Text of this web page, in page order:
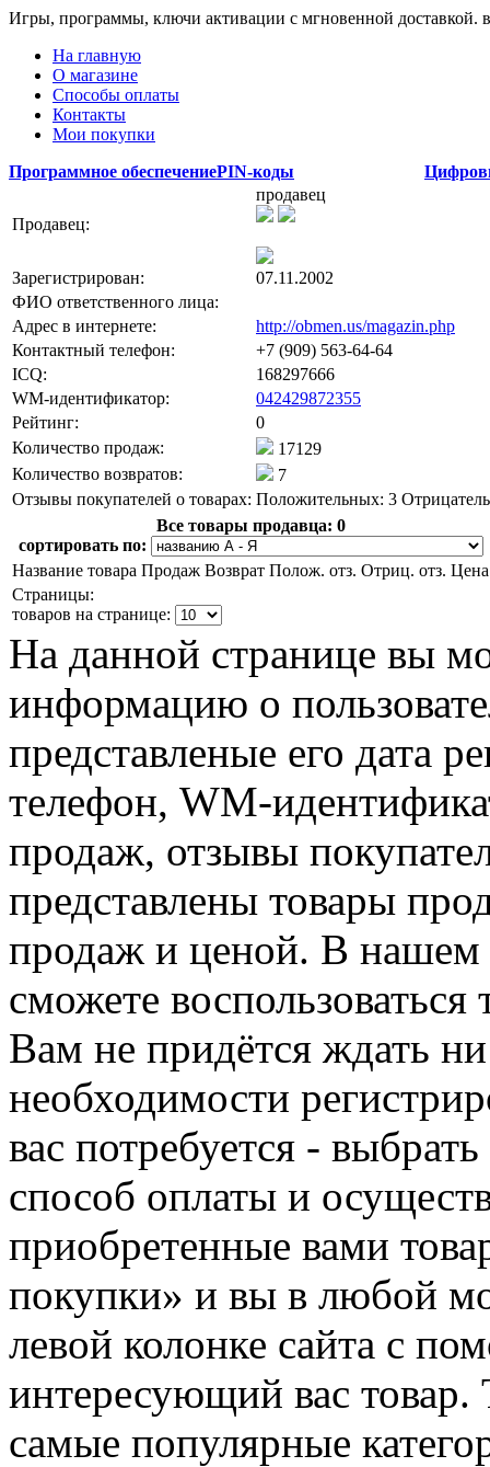
Игры, программы, ключи активации с мгновенной доставкой.
На главную
О магазине
Способы оплаты
Контакты
Мои покупки
Программное обеспечениеPIN-коды
Продавец:
пpодавец
Зарегистрирован:
07.11.2002
ФИО ответственного лица:
Адрес в интернете:
http://obmen.us/magazin.php
Контактный телефон:
+7 (909) 563-64-64
ICQ:
168297666
WM-идентификатор:
042429872355
Рейтинг:
0
Количество продаж:
17129
Количество возвратов:
7
Отзывы покупателей о товарах: Положительных: 3
Все товары продавца: 0
сортировать по:
Название товара Продаж Возврат Полож. отз. Отриц. отз. Цена
Страницы:
товаров на странице:
На данной странице вы
информацию о
представленые его дата
телефон, WM-
продаж, отзывы
представлены товары
продаж и ценой. В нашем
сможете
Вам не придётся ждать
необходимости
вас потребуется -
способ оплаты и
приобретенные вами
покупки» и вы в любой
левой колонке сайта с
интересующий вас
самые популярные